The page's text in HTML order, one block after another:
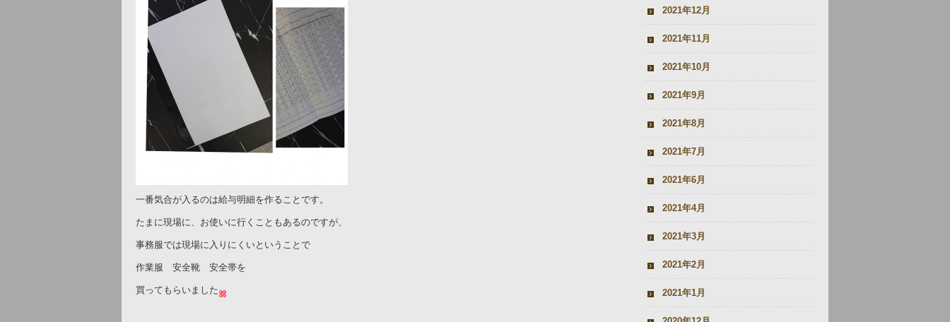
一番気合が入るのは給与明細を作ることです。
たまに現場に、お使いに行くこともあるのですが、
事務服では現場に入りにくいということで
作業服 安全靴 安全帯を
買ってもらいました
2021年12月
2021年11月
2021年10月
2021年9月
2021年8月
2021年7月
2021年6月
2021年4月
2021年3月
2021年2月
2021年1月